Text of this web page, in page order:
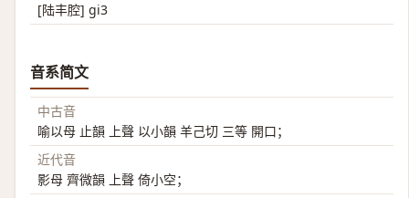
[陆丰腔] gi3
音系简文
中古音
喻以母 止韻 上聲 以小韻 羊己切 三等 開口；
近代音
影母 齊微韻 上聲 倚小空；